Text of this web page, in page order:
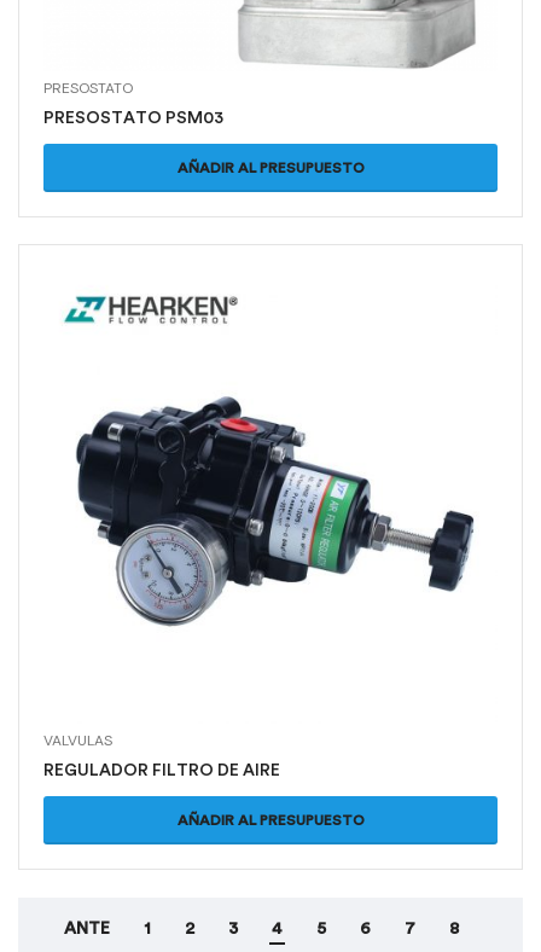
PRESOSTATO
PRESOSTATO PSM03
AÑADIR AL PRESUPUESTO
VALVULAS
REGULADOR FILTRO DE AIRE
AÑADIR AL PRESUPUESTO
ANTE 1 2 3 4 5 6 7
8